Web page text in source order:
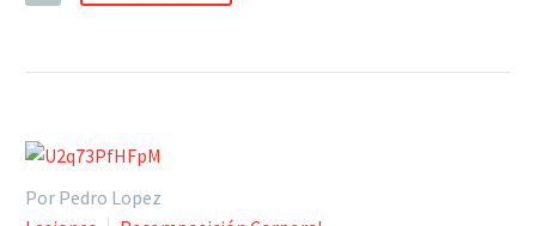
Por Pedro Lopez